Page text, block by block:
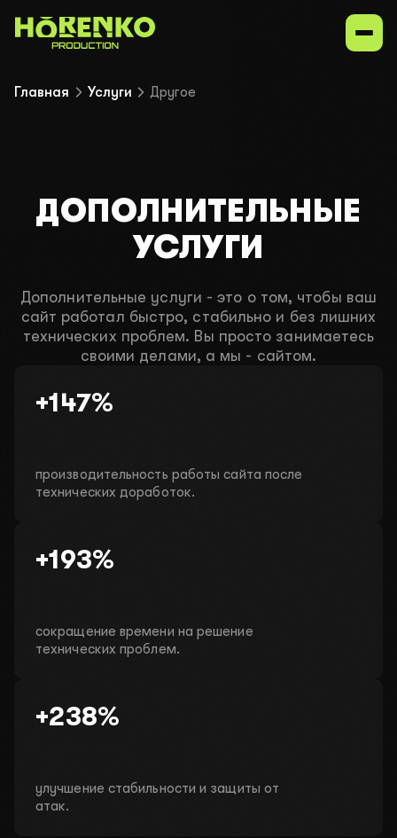
Портфолио
EN ru
Главная Услуги Другое
ДОПОЛНИТЕЛЬНЫЕ
УСЛУГИ
Дополнительные услуги - это о том, чтобы ваш
сайт работал быстро, стабильно и без лишних
технических проблем. Вы просто занимаетесь
своими делами, а мы - сайтом.
+147%
производительность работы сайта после
технических доработок.
+193%
сокращение времени на решение
технических проблем.
+238%
улучшение стабильности и защиты от
атак.